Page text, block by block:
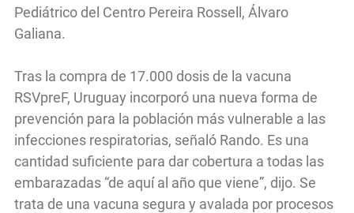
Pediátrico del Centro Pereira Rossell, Álvaro
Galiana.
Tras la compra de 17.000 dosis de la vacuna
RSVpreF, Uruguay incorporó una nueva forma de
prevención para la población más vulnerable a las
infecciones respiratorias, señaló Rando. Es una
cantidad suficiente para dar cobertura a todas las
embarazadas “de aquí al año que viene”, dijo. Se
trata de una vacuna segura y avalada por procesos